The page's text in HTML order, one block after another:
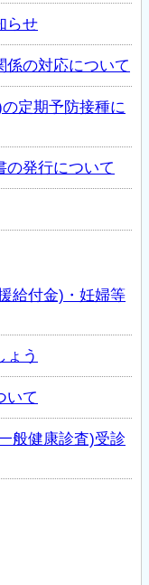
らせ
係の対応について
定期予防接種に
の発行について
給付金)・妊婦等
ょう
いて
般健康診査)受診